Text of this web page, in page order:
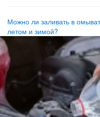
Можно ли заливать в
летом и зимой?